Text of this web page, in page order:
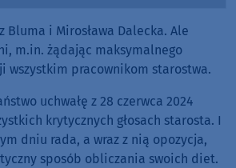
Bluma i Mirosława Dalecka. Ale
m.in. żądając maksymalnego
wszystkim pracownikom starostwa.
uchwałę z 28 czerwca 2024
krytycznych głosach starosta. I
dniu rada, a wraz z nią opozycja,
sposób obliczania swoich diet.